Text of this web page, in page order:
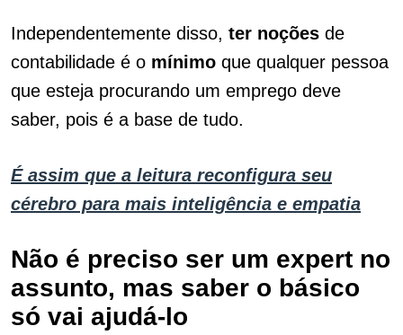
Independentemente disso, ter noções de
contabilidade é o mínimo que qualquer pessoa
que esteja procurando um emprego deve
saber, pois é a base de tudo.
É assim que a leitura reconfigura seu
cérebro para mais inteligência e empatia
Não é preciso ser um expert no
assunto, mas saber o básico
só vai ajudá-lo